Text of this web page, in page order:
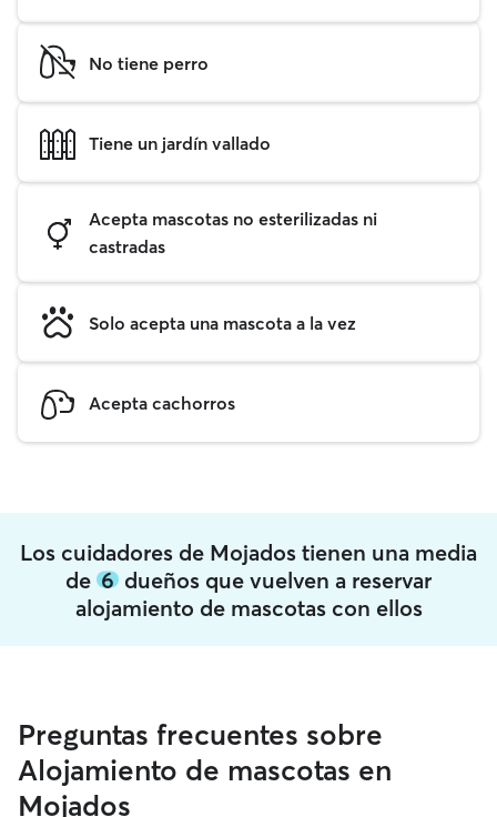
No tiene perro
Tiene un jardín vallado
Acepta mascotas no esterilizadas ni
castradas
Solo acepta una mascota a la vez
Acepta cachorros
Los cuidadores de Mojados tienen una media
de 6 dueños que vuelven a reservar
alojamiento de mascotas con ellos
Preguntas frecuentes sobre
Alojamiento de mascotas en
Mojados